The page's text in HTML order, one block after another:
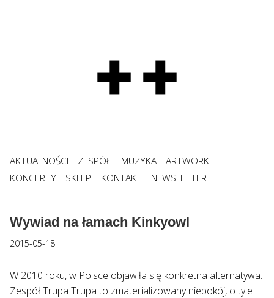
AKTUALNOŚCI ZESPÓŁ MUZYKA
ARTWORK
KONCERTY
SKLEP KONTAKT NEWSLETTER
Wywiad na łamach Kinkyowl
2015-05-18
W 2010 roku, w Polsce objawiła się konkretna alternatywa.
Zespół Trupa Trupa to zmaterializowany niepokój, o tyle